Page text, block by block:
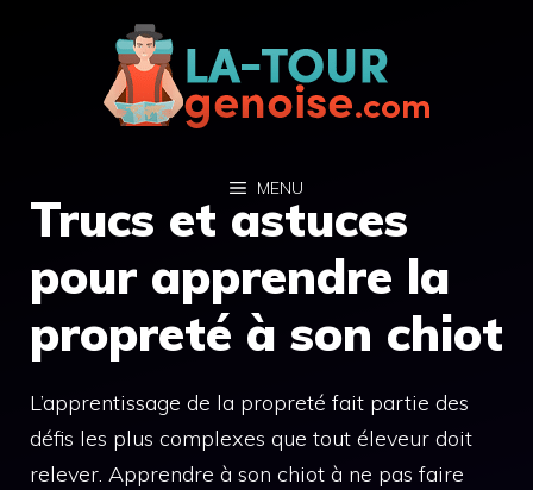
MENU
Trucs et astuces
pour apprendre la
propreté à son chiot
L’apprentissage de la propreté fait partie des
défis les plus complexes que tout éleveur doit
relever. Apprendre à son chiot à ne pas faire